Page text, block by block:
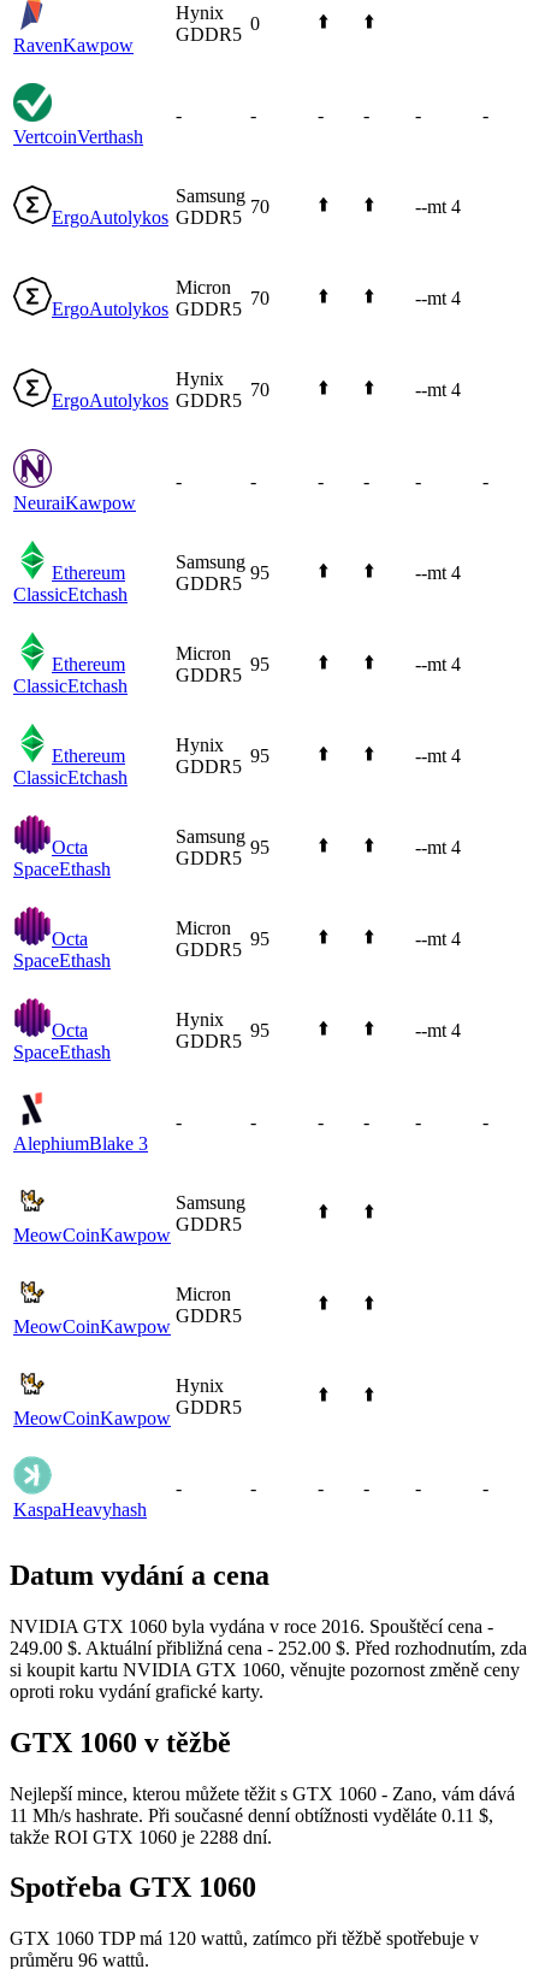
RavenKawpow
Hynix
GDDR5
0 ⬆️ ⬆️
VertcoinVerthash
- - - - - -
ErgoAutolykos
Samsung
GDDR5
70 ⬆️ ⬆️ --mt 4
ErgoAutolykos
Micron
GDDR5
70 ⬆️ ⬆️ --mt 4
ErgoAutolykos
Hynix
GDDR5
70 ⬆️ ⬆️ --mt 4
NeuraiKawpow
- - - - - -
Ethereum
ClassicEtchash
Samsung
GDDR5
95 ⬆️ ⬆️ --mt 4
Ethereum
ClassicEtchash
Micron
GDDR5
95 ⬆️ ⬆️ --mt 4
Ethereum
ClassicEtchash
Hynix
GDDR5
95 ⬆️ ⬆️ --mt 4
Octa
SpaceEthash
Samsung
GDDR5
95 ⬆️ ⬆️ --mt 4
Octa
SpaceEthash
Micron
GDDR5
95 ⬆️ ⬆️ --mt 4
Octa
SpaceEthash
Hynix
GDDR5
95 ⬆️ ⬆️ --mt 4
AlephiumBlake 3
- - - - - -
MeowCoinKawpow
Samsung
GDDR5
⬆️ ⬆️
MeowCoinKawpow
Micron
GDDR5
⬆️ ⬆️
MeowCoinKawpow
Hynix
GDDR5
⬆️ ⬆️
KaspaHeavyhash
- - - - - -
Datum vydání a cena
NVIDIA GTX 1060 byla vydána v roce 2016. Spouštěcí cena -
249.00 $. Aktuální přibližná cena - 252.00 $. Před rozhodnutím, zda
si koupit kartu NVIDIA GTX 1060, věnujte pozornost změně ceny
oproti roku vydání grafické karty.
GTX 1060 v těžbě
Nejlepší mince, kterou můžete těžit s GTX 1060 - Zano, vám dává
11 Mh/s hashrate. Při současné denní obtížnosti vyděláte 0.11 $,
takže ROI GTX 1060 je 2288 dní.
Spotřeba GTX 1060
GTX 1060 TDP má 120 wattů, zatímco při těžbě spotřebuje v
průměru 96 wattů.